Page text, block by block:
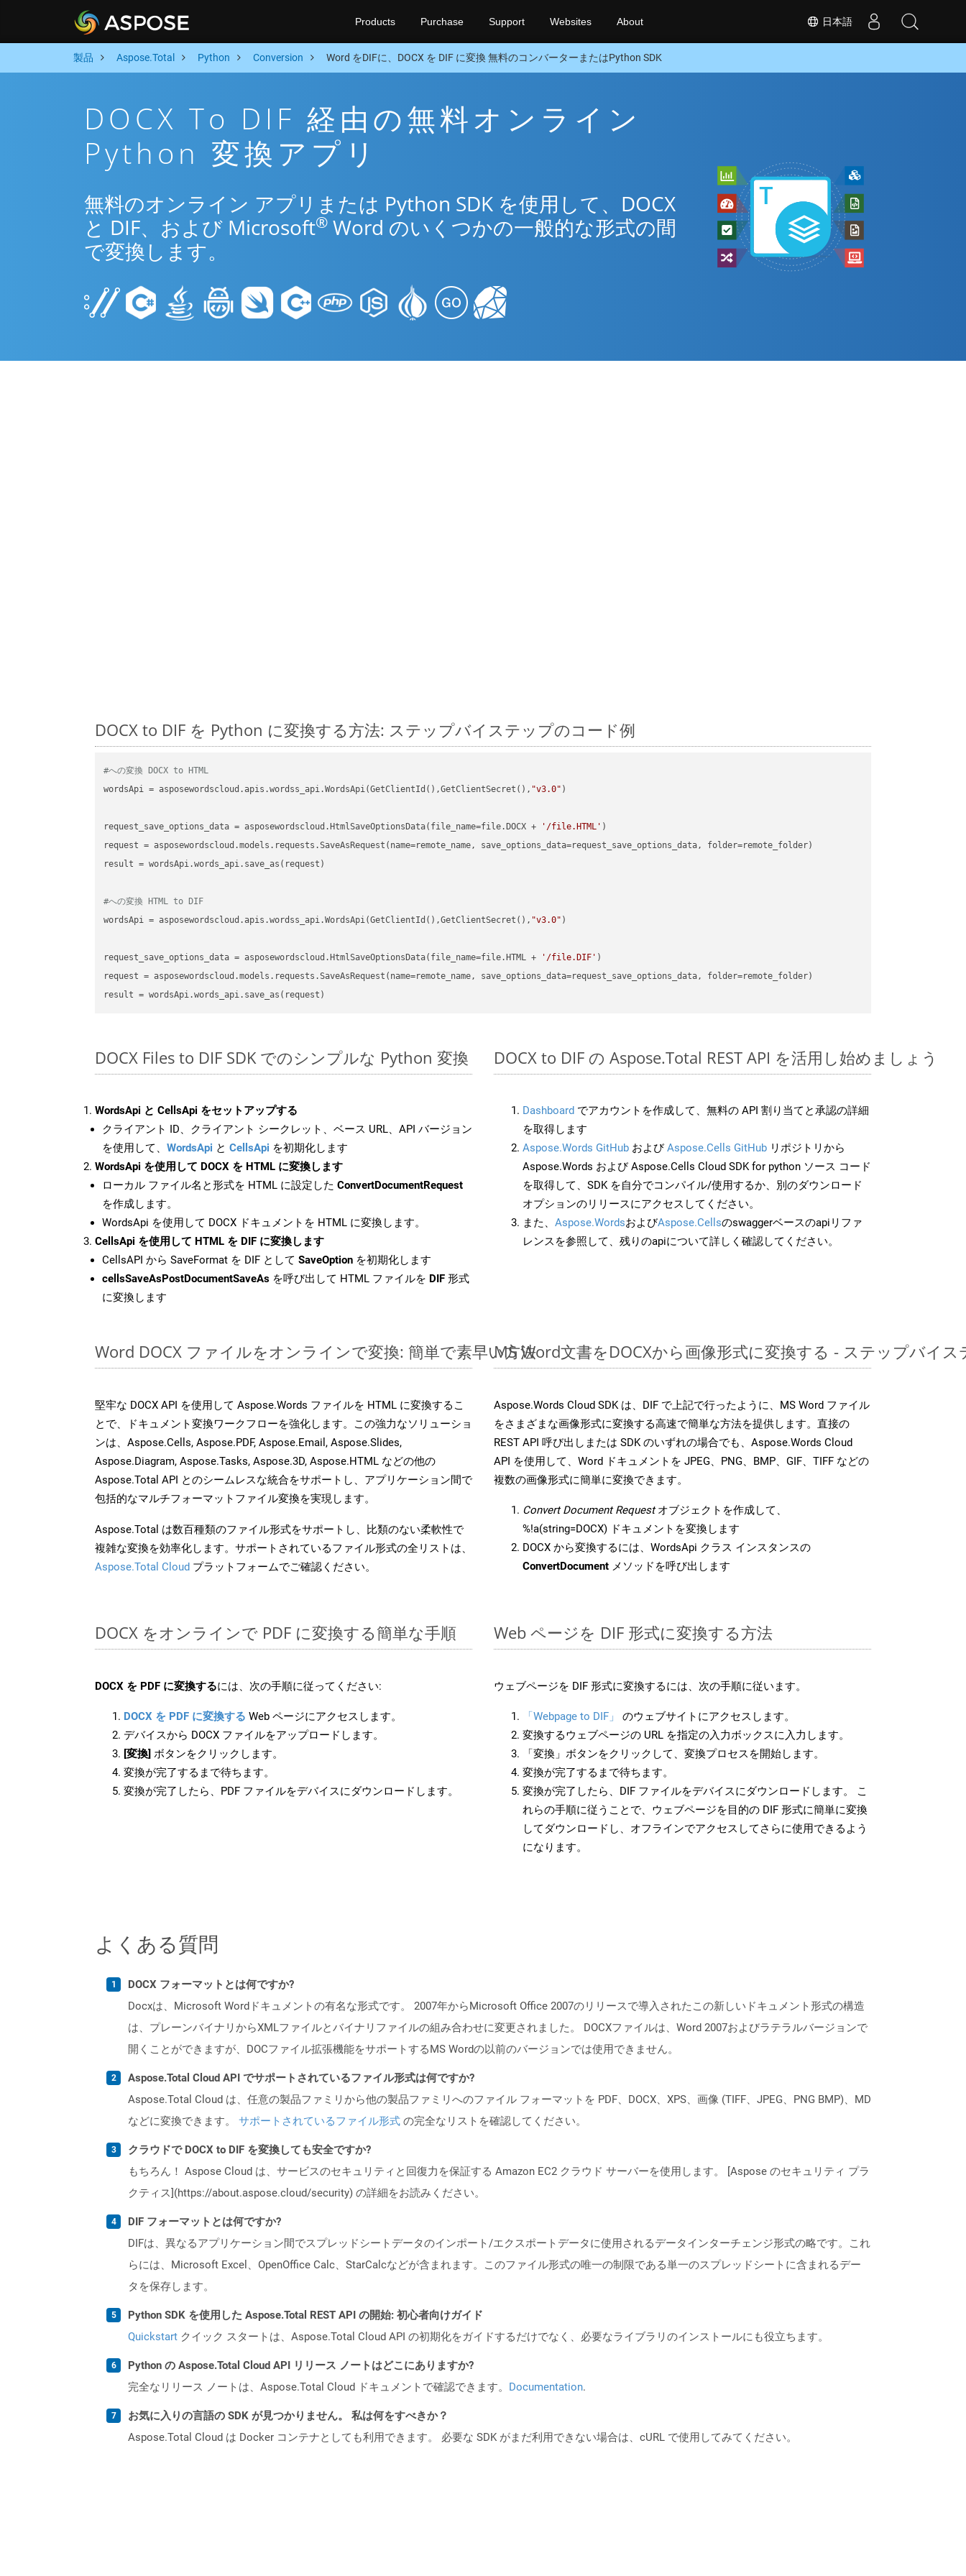
日本語
Products Purchase Support Websites About
製品 Aspose.Total Python Conversion Word をDIFに、DOCX を DIF に変換 無料のコンバーターまたはPython SDK
DOCX To DIF 経由の無料オンライン
Python 変換アプリ
無料のオンライン アプリまたは Python SDK を使用して、DOCX
と DIF、および Microsoft® Word のいくつかの一般的な形式の間
で変換します。
DOCX to DIF を Python に変換する方法: ステップバイステップのコード例
#への変換 DOCX to HTML
wordsApi = asposewordscloud.apis.wordss_api.WordsApi(GetClientId(),GetClientSecret(), "v3.0" )
request_save_options_data = asposewordscloud.HtmlSaveOptionsData(file_name=file.DOCX + '/file.HTML'
request
result = wordsApi.words_api.save_as(request)
#への変換 HTML to DIF
wordsApi = asposewordscloud.apis.wordss_api.WordsApi(GetClientId(),GetClientSecret(), "v3.0" )
request_save_options_data = asposewordscloud.HtmlSaveOptionsData(file_name=file.HTML + '/file.DIF'
request
result
DOCX Files to DIF SDK でのシンプルな Python 変換
WordsApi と CellsApi をセットアップする
クライアント ID、クライアント シークレット、ベース URL、API バージョン
を使用して、 WordsApi と CellsApi を初期化します
WordsApi を使用して DOCX を HTML に変換します
ローカル ファイル名と形式を HTML に設定した ConvertDocumentRequest
を作成します。
WordsApi を使用して DOCX ドキュメントを HTML に変換します。
CellsApi を使用して HTML を DIF に変換します
CellsAPI から SaveFormat を DIF として SaveOption を初期化します
cellsSaveAsPostDocumentSaveAs を呼び出して HTML ファイルを DIF 形式
に変換します
DOCX to DIF の Aspose.Total REST API を活用し始めましょう
Dashboard でアカウントを作成して、無料の API 割り当てと承認の詳細
を取得します
Aspose.Words GitHub およびAspose.Cells GitHub リポジトリから
Aspose.Words および Aspose.Cells Cloud SDK for python ソース コード
を取得して、SDK を自分でコンパイル/使用するか、別のダウンロード
オプションのリリースにアクセスしてください。
また、 Aspose.WordsおよびAspose.Cellsのswaggerベースのapiリファ
レンスを参照して、残りのapiについて詳しく確認してください。
Word DOCX ファイルをオンラインで変換: 簡単で素早い方法
堅牢な DOCX API を使用して Aspose.Words ファイルを HTML に変換するこ
とで、ドキュメント変換ワークフローを強化します。この強力なソリューショ
ンは、Aspose.Cells, Aspose.PDF, Aspose.Email, Aspose.Slides,
Aspose.Diagram, Aspose.Tasks, Aspose.3D, Aspose.HTML などの他の
Aspose.Total API とのシームレスな統合をサポートし、アプリケーション間で
包括的なマルチフォーマットファイル変換を実現します。
Aspose.Total は数百種類のファイル形式をサポートし、比類のない柔軟性で
複雑な変換を効率化します。サポートされているファイル形式の全リストは、
Aspose.Total Cloud プラットフォームでご確認ください。
MS Word文書をDOCXから画像形式に変換する - ステップバイ
Aspose.Words Cloud SDK は、DIF で上記で行ったように、MS Word ファイル
をさまざまな画像形式に変換する高速で簡単な方法を提供します。直接の
REST API 呼び出しまたは SDK のいずれの場合でも、Aspose.Words Cloud
API を使用して、Word ドキュメントを JPEG、PNG、BMP、GIF、TIFF などの
複数の画像形式に簡単に変換できます。
Convert Document Requestオブジェクトを作成して、
%!a(string=DOCX) ドキュメントを変換します
DOCX から変換するには、WordsApi クラス インスタンスの
ConvertDocument メソッドを呼び出します
DOCX をオンラインで PDF に変換する簡単な手順
DOCX を PDF に変換するには、次の手順に従ってください:
DOCX を PDF に変換する Web ページにアクセスします。
デバイスから DOCX ファイルをアップロードします。
[変換] ボタンをクリックします。
変換が完了するまで待ちます。
変換が完了したら、PDF ファイルをデバイスにダウンロードします。
Web ページを DIF 形式に変換する方法
ウェブページを DIF 形式に変換するには、次の手順に従います。
「Webpage to DIF」
のウェブサイトにアクセスします。
変換するウェブページの URL を指定の入力ボックスに入力します。
「変換」ボタンをクリックして、変換プロセスを開始します。
変換が完了するまで待ちます。
変換が完了したら、DIF ファイルをデバイスにダウンロードします。 こ
れらの手順に従うことで、ウェブページを目的の DIF 形式に簡単に変換
してダウンロードし、オフラインでアクセスしてさらに使用できるよう
になります。
よくある質問
DOCX フォーマットとは何ですか?
Docxは、Microsoft Wordドキュメントの有名な形式です。 2007年からMicrosoft Office 2007のリリースで導入されたこの新しいドキュメント形式の構造
は、プレーンバイナリからXMLファイルとバイナリファイルの組み合わせに変更されました。 DOCXファイルは、Word 2007およびラテラルバージョンで
開くことができますが、DOCファイル拡張機能をサポートするMS Wordの以前のバージョンでは使用できません。
Aspose.Total Cloud API でサポートされているファイル形式は何ですか?
Aspose.Total Cloud は、任意の製品ファミリから他の製品ファミリへのファイル フォーマットを PDF、DOCX、XPS、画像 (TIFF、JPEG、PNG BMP)、MD
などに変換できます。 サポートされているファイル形式 の完全なリストを確認してください。
クラウドで DOCX to DIF を変換しても安全ですか?
もちろん！ Aspose Cloud は、サービスのセキュリティと回復力を保証する Amazon EC2 クラウド サーバーを使用します。 [Aspose のセキュリティ プラ
クティス](https://about.aspose.cloud/security) の詳細をお読みください。
DIF フォーマットとは何ですか?
DIFは、異なるアプリケーション間でスプレッドシートデータのインポート/エクスポートデータに使用されるデータインターチェンジ形式の略です。これ
らには、Microsoft Excel、OpenOffice Calc、StarCalcなどが含まれます。このファイル形式の唯一の制限である単一のスプレッドシートに含まれるデー
タを保存します。
Python SDK を使用した Aspose.Total REST API の開始: 初心者向けガイド
Quickstart クイック スタートは、Aspose.Total Cloud API の初期化をガイドするだけでなく、必要なライブラリのインストールにも役立ちます。
Python の Aspose.Total Cloud API リリース ノートはどこにありますか?
完全なリリース ノートは、Aspose.Total Cloud ドキュメントで確認できます。 Documentation.
お気に入りの言語の SDK が見つかりません。 私は何をすべきか？
Aspose.Total Cloud は Docker コンテナとしても利用できます。 必要な SDK がまだ利用できない場合は、cURL で使用してみてください。